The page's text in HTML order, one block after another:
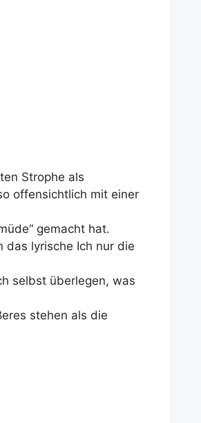
Strophe als
offensichtlich mit einer
gemacht hat.
das lyrische Ich nur die
selbst überlegen, was
stehen als die